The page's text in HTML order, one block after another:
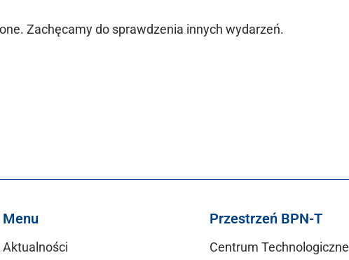
Zachęcamy do sprawdzenia innych wydarzeń.
Menu
Aktualności
Przestrzeń BPN-T
Centrum Technologiczne